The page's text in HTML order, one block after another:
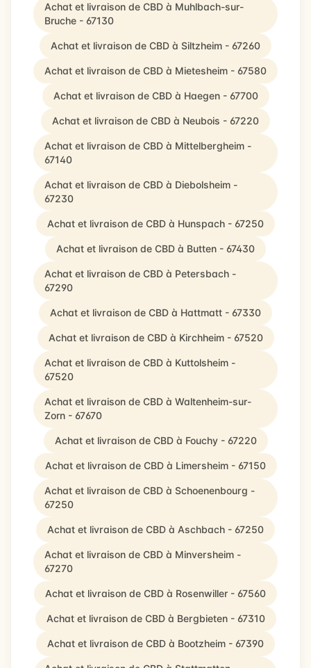
Achat et livraison de CBD à Muhlbach-sur-
Bruche - 67130
Achat et livraison de CBD à Siltzheim - 67260
Achat et livraison de CBD à Mietesheim - 67580
Achat et livraison de CBD à Haegen - 67700
Achat et livraison de CBD à Neubois - 67220
Achat et livraison de CBD à Mittelbergheim -
67140
Achat et livraison de CBD à Diebolsheim -
67230
Achat et livraison de CBD à Hunspach - 67250
Achat et livraison de CBD à Butten - 67430
Achat et livraison de CBD à Petersbach -
67290
Achat et livraison de CBD à Hattmatt - 67330
Achat et livraison de CBD à Kirchheim - 67520
Achat et livraison de CBD à Kuttolsheim -
67520
Achat et livraison de CBD à Waltenheim-sur-
Zorn - 67670
Achat et livraison de CBD à Fouchy - 67220
Achat et livraison de CBD à Limersheim - 67150
Achat et livraison de CBD à Schoenenbourg -
67250
Achat et livraison de CBD à Aschbach - 67250
Achat et livraison de CBD à Minversheim -
67270
Achat et livraison de CBD à Rosenwiller - 67560
Achat et livraison de CBD à Bergbieten - 67310
Achat et livraison de CBD à Bootzheim - 67390